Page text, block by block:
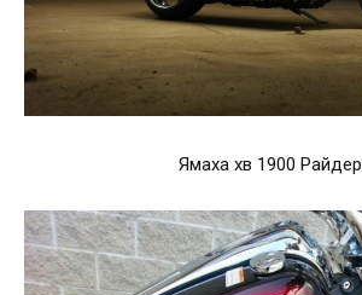
Ямаха хв 1900 Райдер